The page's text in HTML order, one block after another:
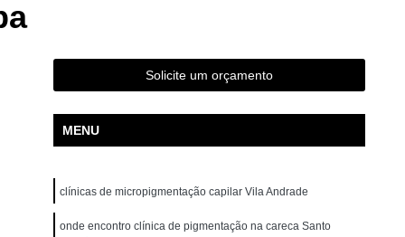
para Iniciantes Rio Grande da Serra
Curso de Pigmentação Capilar Ribeirão Pires
Capilar São Caetano do Sul
Micropigmentação Santo André
Capilar São Bernardo do Campo
Presencial Mauá
Micropigmentação Capilar 3d
Micropigmentação Capilar em 3d
Solicite um orçamento
MENU
clínicas de micropigmentação capilar Vila Andrade
onde encontro clínica de pigmentação na careca Santo